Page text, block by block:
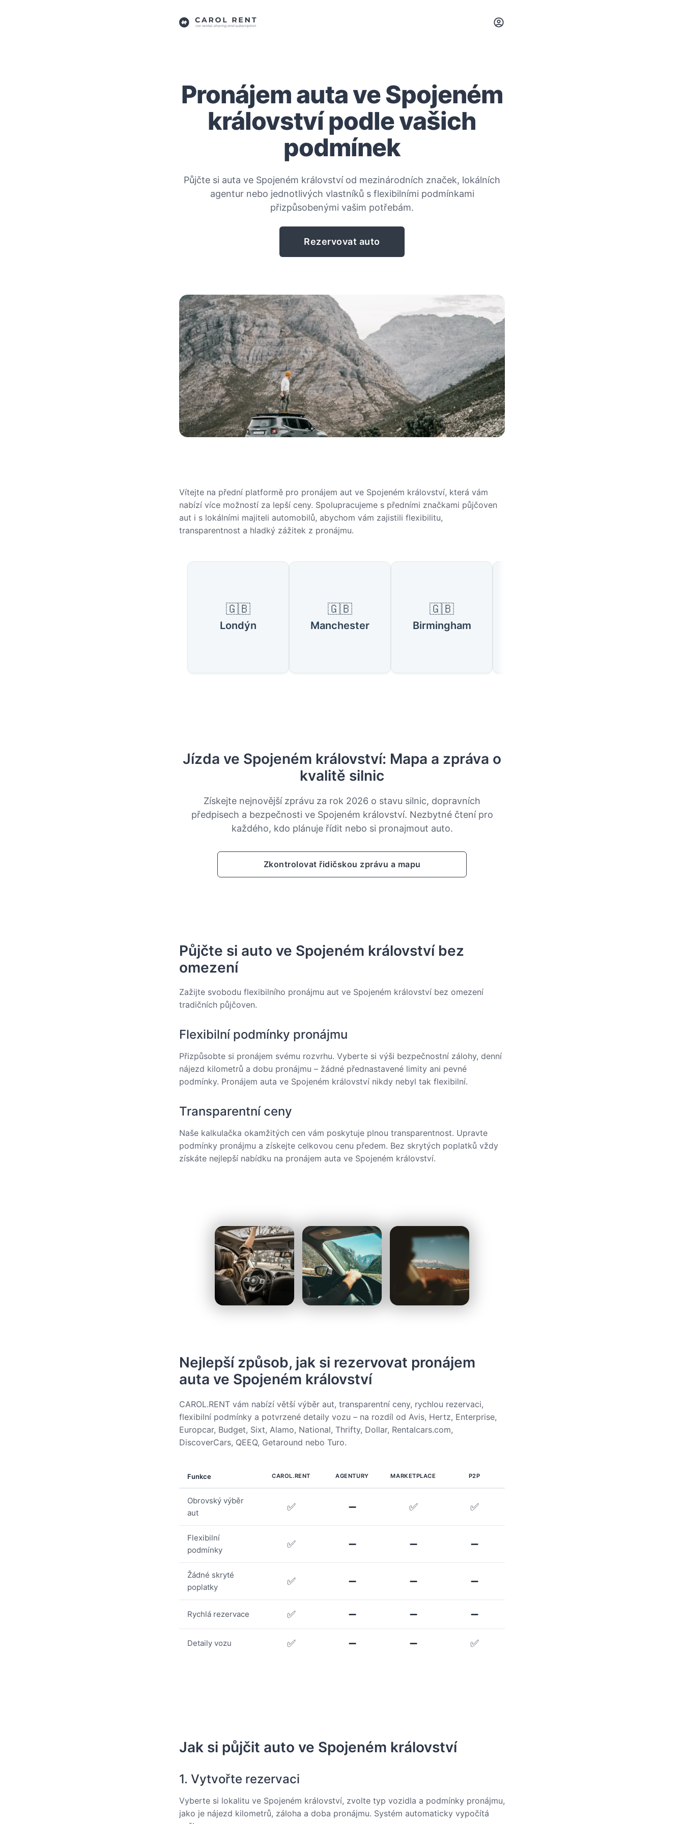
Pronájem auta ve Spojeném
království podle vašich
podmínek
Půjčte si auta ve Spojeném království od mezinárodních značek, lokálních
agentur nebo jednotlivých vlastníků s flexibilními podmínkami
přizpůsobenými vašim potřebám.
Rezervovat auto
Vítejte na přední platformě pro pronájem aut ve Spojeném království, která vám
nabízí více možností za lepší ceny. Spolupracujeme s předními značkami půjčoven
aut i s lokálními majiteli automobilů, abychom vám zajistili flexibilitu,
transparentnost a hladký zážitek z pronájmu.
Oblíbená města ve Spojeném království
🇬🇧
Londýn
🇬🇧
Manchester
🇬🇧
Birmingham
Jízda ve Spojeném království: Mapa a zpráva o
kvalitě silnic
Získejte nejnovější zprávu za rok 2026 o stavu silnic, dopravních
předpisech a bezpečnosti ve Spojeném království. Nezbytné čtení pro
každého, kdo plánuje řídit nebo si pronajmout auto.
Zkontrolovat řidičskou zprávu a mapu
Půjčte si auto ve Spojeném království bez
omezení
Zažijte svobodu flexibilního pronájmu aut ve Spojeném království bez omezení
tradičních půjčoven.
Flexibilní podmínky pronájmu
Přizpůsobte si pronájem svému rozvrhu. Vyberte si výši bezpečnostní zálohy, denní
nájezd kilometrů a dobu pronájmu – žádné přednastavené limity ani pevné
podmínky. Pronájem auta ve Spojeném království nikdy nebyl tak flexibilní.
Transparentní ceny
Naše kalkulačka okamžitých cen vám poskytuje plnou transparentnost. Upravte
podmínky pronájmu a získejte celkovou cenu předem. Bez skrytých poplatků vždy
získáte nejlepší nabídku na pronájem auta ve Spojeném království.
Nejlepší způsob, jak si rezervovat pronájem
auta ve Spojeném království
CAROL.RENT vám nabízí větší výběr aut, transparentní ceny, rychlou rezervaci,
flexibilní podmínky a potvrzené detaily vozu – na rozdíl od Avis, Hertz, Enterprise,
Europcar, Budget, Sixt, Alamo, National, Thrifty, Dollar, Rentalcars.com,
DiscoverCars, QEEQ, Getaround nebo Turo.
Funkce CAROL.RENT AGENTURY MARKETPLACE P2P
Obrovský výběr
aut
✅ ➖ ✅ ✅
Flexibilní
podmínky
✅ ➖ ➖ ➖
Žádné skryté
poplatky
✅ ➖ ➖ ➖
Rychlá rezervace ✅ ➖ ➖ ➖
Detaily vozu ✅ ➖ ➖ ✅
Jak si půjčit auto ve Spojeném království
1. Vytvořte rezervaci
Vyberte si lokalitu ve Spojeném království, zvolte typ vozidla a podmínky pronájmu,
jako je nájezd kilometrů, záloha a doba pronájmu. Systém automaticky vypočítá